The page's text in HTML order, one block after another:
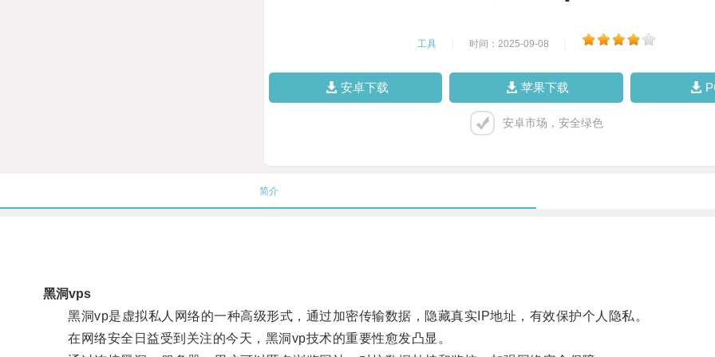
工具 时间：2025-09-08
安卓下载 苹果下载
安卓市场，安全绿色
简介
黑洞vps
黑洞vp是虚拟私人网络的一种高级形式，通过加密传输数据，隐藏真实IP地址，有效保护个人隐私。
在网络安全日益受到关注的今天，黑洞vp技术的重要性愈发凸显。